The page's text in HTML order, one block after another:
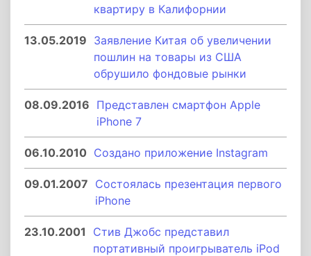
квартиру в Калифорнии
13.05.2019 Заявление Китая об увеличении
пошлин на товары из США
обрушило фондовые рынки
08.09.2016 Представлен смартфон Apple
iPhone 7
06.10.2010 Создано приложение Instagram
09.01.2007 Состоялась презентация первого
iPhone
23.10.2001
Стив Джобс представил
портативный проигрыватель iPod